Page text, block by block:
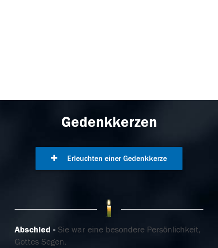
Gedenkkerzen
Erleuchten einer Gedenkkerze
Abschied
Sie war eine besondere Persönlichkeit,
Gottes Segen.